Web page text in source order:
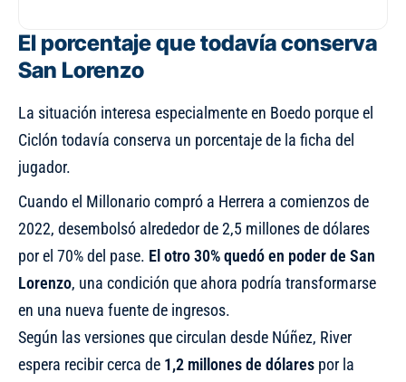
El porcentaje que todavía conserva
San Lorenzo
La situación interesa especialmente en Boedo porque el
Ciclón todavía conserva un porcentaje de la ficha del
jugador.
Cuando el Millonario compró a Herrera a comienzos de
2022, desembolsó alrededor de 2,5 millones de dólares
por el 70% del pase. El otro 30% quedó en poder de San
Lorenzo, una condición que ahora podría transformarse
en una nueva fuente de ingresos.
Según las versiones que circulan desde Núñez, River
espera recibir cerca de 1,2 millones de dólares por la